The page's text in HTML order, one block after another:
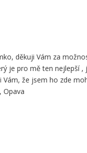
děkuji Vám za
je pro mě ten nejlepší ,
Vám, že jsem ho zde
Opava